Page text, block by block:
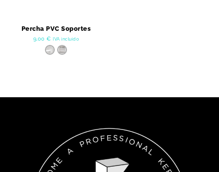
Percha PVC Soportes
9,00€ IVA incluido